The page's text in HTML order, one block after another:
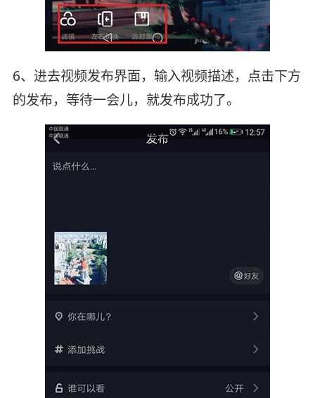
6、进去视频发布界面，输入视频描述，点击下方
的发布，等待一会儿，就发布成功了。